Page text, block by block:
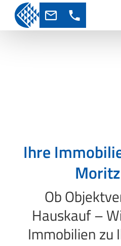
Ihre
Ob
Hauskauf –
Immobilien zu